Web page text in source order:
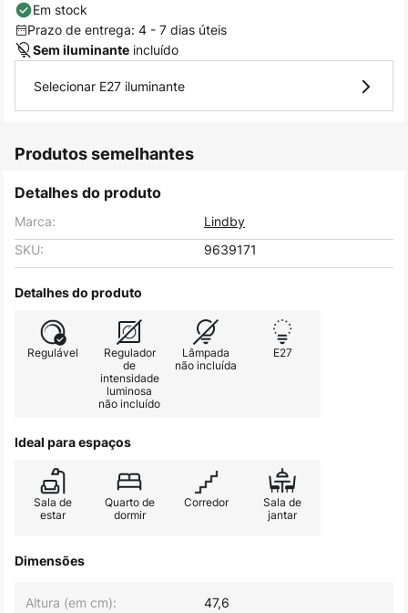
Em stock
Prazo de entrega: 4 - 7 dias úteis
Sem iluminante incluído
Selecionar E27 iluminante
Produtos semelhantes
Detalhes do produto
Marca:
Lindby
SKU:
9639171
Detalhes do produto
Regulável
Regulador
de
intensidade
luminosa
não incluído
Lâmpada
não incluída
E27
Ideal para espaços
Sala de
estar
Quarto de
dormir
Corredor
Sala de
jantar
Dimensões
Altura (em cm):
47,6